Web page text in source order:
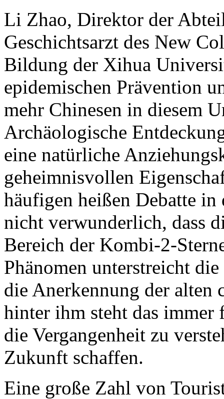
Li Zhao, Direktor der
Geschichtsarzt des New
Bildung der Xihua
epidemischen Prävention
mehr Chinesen in diesem
Archäologische
eine natürliche
geheimnisvollen
häufigen heißen Debatte
nicht verwunderlich, dass
Bereich der Kombi-2-
Phänomen unterstreicht
die Anerkennung der
hinter ihm steht das immer
die Vergangenheit zu
Zukunft schaffen.
Eine große Zahl von